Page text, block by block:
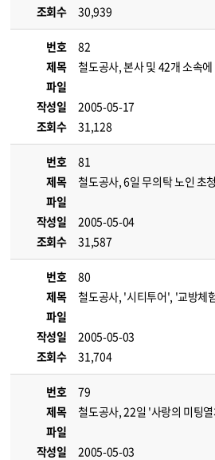
조회수
30,939
번호
82
제목
철도공사, 본사 및 42개 소속에
파일
작성일
2005-05-17
조회수
31,128
번호
81
제목
철도공사, 6일 무의탁 노인 초
파일
작성일
2005-05-04
조회수
31,587
번호
80
제목
철도공사, '시티투어', '교방체
파일
작성일
2005-05-03
조회수
31,704
번호
79
제목
철도공사, 22일 '사랑의 미팅
파일
작성일
2005-05-03